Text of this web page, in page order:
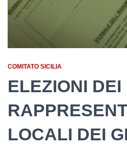
COMITATO SICILIA
ELEZIONI DEI
LOCALI DEI